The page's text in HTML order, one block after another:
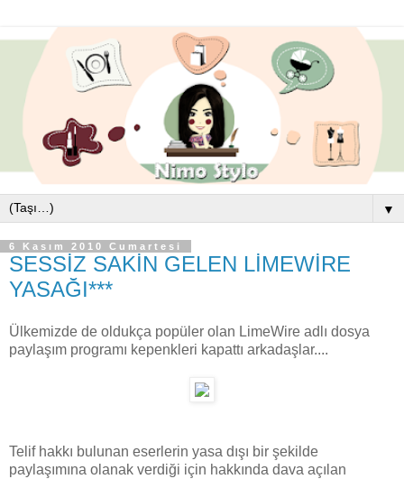
▼
6 Kasım 2010 Cumartesi
SESSİZ SAKİN GELEN LİMEWİRE
YASAĞI***
Ülkemizde de oldukça popüler olan LimeWire adlı dosya
paylaşım programı kepenkleri kapattı arkadaşlar....
Telif hakkı bulunan eserlerin yasa dışı bir şekilde
paylaşımına olanak verdiği için hakkında dava açılan